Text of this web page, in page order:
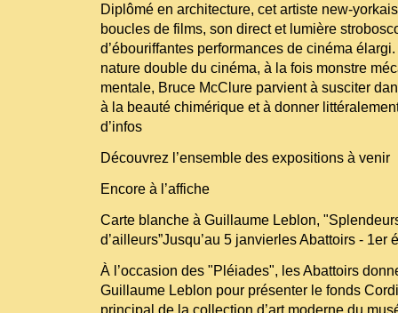
Diplômé en architecture, cet artiste new-
boucles de films, son direct et lumière
d’ébouriffantes performances de cinéma
nature double du cinéma, à la fois monstre
mentale, Bruce McClure parvient à susciter
à la beauté chimérique et à donner
d’infos
Découvrez l’ensemble des expositions à venir
Encore à l’affiche
Carte blanche à Guillaume Leblon,
d’ailleurs”Jusqu’au 5 janvierles Abattoirs - 1er
À l’occasion des "Pléiades", les Abattoirs
Guillaume Leblon pour présenter le fonds
principal de la collection d’art moderne du